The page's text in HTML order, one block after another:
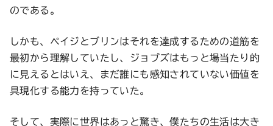
のである。
しかも、ペイジとブリンはそれを達成するための道筋を
最初から理解していたし、ジョブズはもっと場当たり的
に見えるとはいえ、まだ誰にも感知されていない価値を
具現化する能力を持っていた。
そして、実際に世界はあっと驚き、僕たちの生活は大き